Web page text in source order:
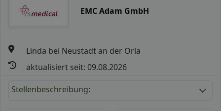
EMC Adam GmbH
Linda bei Neustadt an der Orla
aktualisiert seit: 09.08.2026
Stellenbeschreibung: